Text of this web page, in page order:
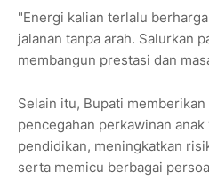
"Energi kalian terlalu
jalanan tanpa arah. Salurkan
membangun prestasi dan
Selain itu, Bupati
pencegahan perkawinan
pendidikan, meningkatkan
serta memicu berbagai